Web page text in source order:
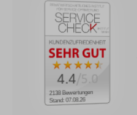
2138 Bewertungen
Stand: 07.08.26
4.4/5.0